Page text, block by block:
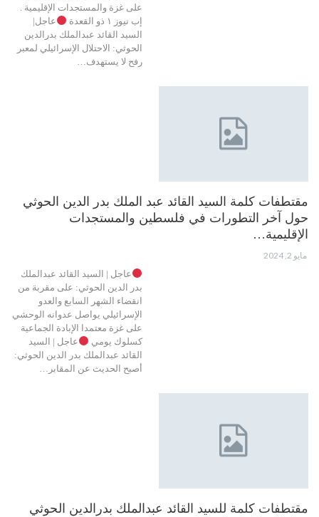
على غزة والمستجدات الإقليمية .
إب نيوز ١ ذو القعدة
عاجل|
السيد القائد عبدالملك بدرالدين
الحوثي: الاحتلال الإسرائيلي لمعبر
رفح لا يستهدف…
مقتطفات كلمة السيد القائد عبد الملك بدر الدين الحوثي
حول آخر التطورات في فلسطين والمستجدات
الإقليمية…
مايو 2, 2024
عاجل | السيد القائد عبدالملك
بدر الدين الحوثي: على مقربة من
انقضاء الشهر السابع والعدو
الإسرائيلي يواصل عدوانه الوحشي
على غزة معتمدا الإبادة الجماعية
كسلوك يومي
عاجل | السيد
القائد عبدالملك بدر الدين الحوثي:
أصبح الحديث عن المقابر…
مقتطفات كلمة للسيد القائد عبدالملك بدرالدين الحوثي